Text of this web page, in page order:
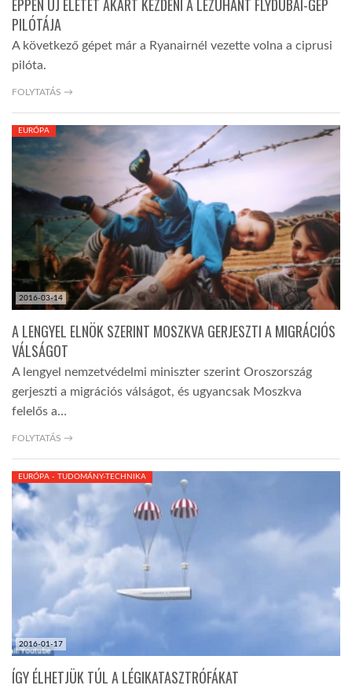
ÉPPEN ÚJ ÉLETET AKART KEZDENI A LEZUHANT FLYDUBAI-GÉP
PILÓTÁJA
A következő gépet már a Ryanairnél vezette volna a ciprusi
pilóta.
FOLYTATÁS →
2016-03-14
EURÓPA
A LENGYEL ELNÖK SZERINT MOSZKVA GERJESZTI A MIGRÁCIÓS
VÁLSÁGOT
A lengyel nemzetvédelmi miniszter szerint Oroszország
gerjeszti a migrációs válságot, és ugyancsak Moszkva
felelős a…
FOLYTATÁS →
2016-01-17
EURÓPA - TUDOMÁNY-TECHNIKA
ÍGY ÉLHETJÜK TÚL A LÉGIKATASZTRÓFÁKAT